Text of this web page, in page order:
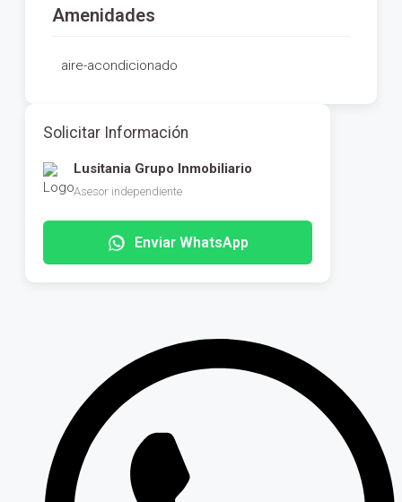
Amenidades
aire-acondicionado
Solicitar Información
Lusitania Grupo Inmobiliario
Asesor independiente
Enviar WhatsApp